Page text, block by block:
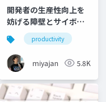
開発者の生産性向上を
妨げる障壁とサイボウ
ズの生産性向上チーム
の取り組み
productivity
miyajan 5.8K